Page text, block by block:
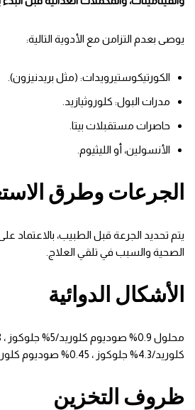
يوصى بعدم التزامن مع الأدوية التالية:
الكورتيكوستيرويدات: (مثل بريدنيزون).
مدرات البول: كلوروثيازيد.
حاصرات مستقبلات بيتا.
الأنسولين، أو الليثيوم.
الجرعات وطرق
يتم تحديد الجرعة قبل الطبيب، بالاعتماد
الصحية والسبب في تلقي العلاج.
الأشكال الدوائية
كلوريد/4.3% جلوكوز ، 0.45% صوديوم كلوريد/5% جلوكوز
ظروف التخزين